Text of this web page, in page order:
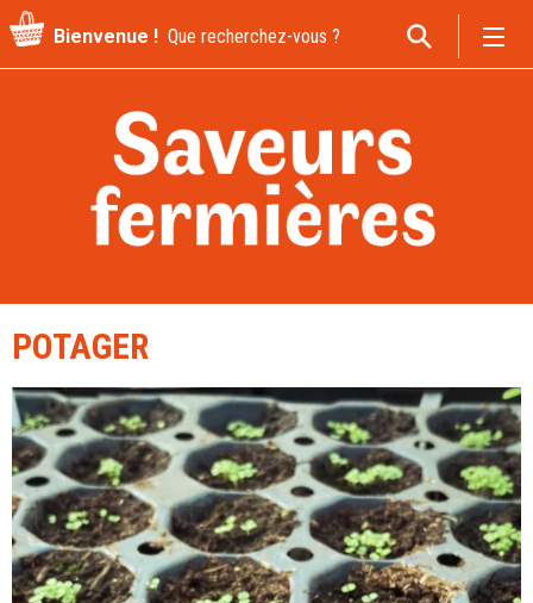
Recherche
pour
Bienvenue !
POTAGER